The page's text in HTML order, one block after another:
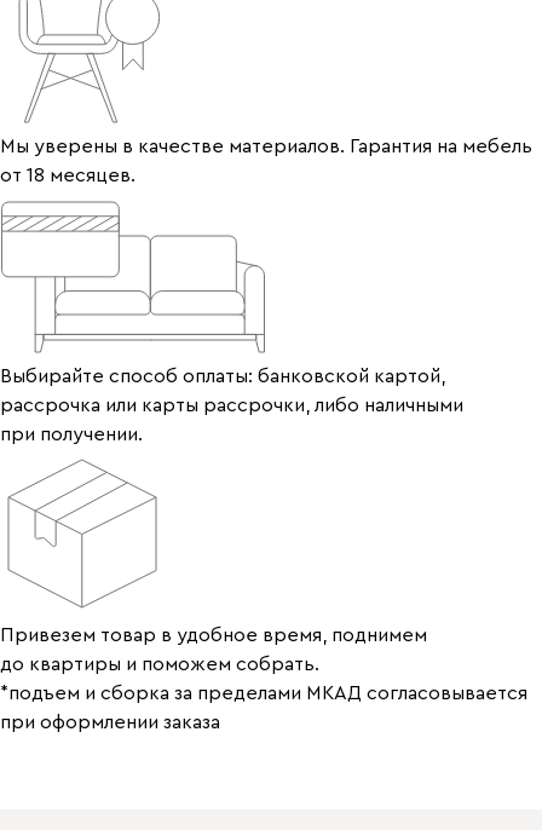
Мы уверены в качестве материалов. Гарантия на мебель
от 18 месяцев.
Выбирайте способ оплаты: банковской картой,
рассрочка или карты рассрочки, либо наличными
при получении.
Привезем товар в удобное время, поднимем
до квартиры и поможем собрать.
*подъем и сборка за пределами МКАД согласовывается
при оформлении заказа